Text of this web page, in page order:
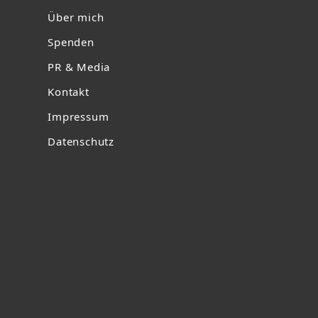
Über mich
Spenden
PR & Media
Kontakt
Impressum
Datenschutz